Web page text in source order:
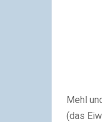
Mehl
(das